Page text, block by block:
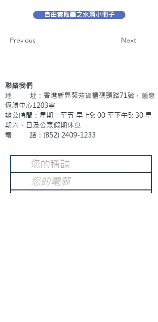
自由索取靈之水滴小冊子
Previous Next
聯絡我們
地 址：香港新界葵芳貨櫃碼頭路71號，鍾意
恆勝中心1203室
辦公時間：星期一至五 早上9: 00 至下午5: 30 星
期六、日及公眾假期休息
電 話：(852) 2409-1233